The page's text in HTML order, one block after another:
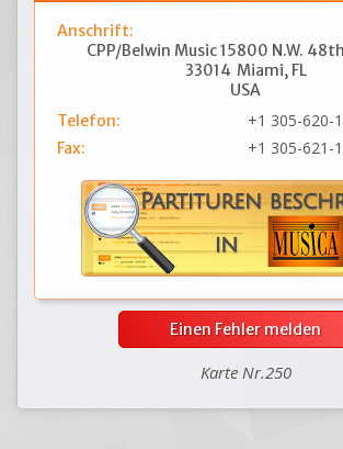
Anschrift:
CPP/Belwin Music 15800 N.W.
33014 Miami, FL
USA
Telefon:
+1 305-620-
Fax: +1 305-621-
Einen Fehler melden
Karte Nr.250